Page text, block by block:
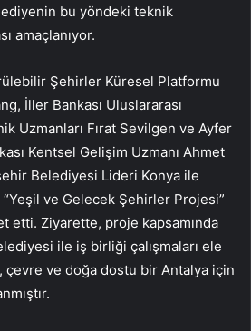
bu yöndeki teknik
amaçlanıyor.
Şehirler Küresel Platformu
İller Bankası Uluslararası
Uzmanları Fırat Sevilgen ve Ayfer
Kentsel Gelişim Uzmanı Ahmet
Belediyesi Lideri Konya ile
ve Gelecek Şehirler Projesi”
etti. Ziyarette, proje kapsamında
ile iş birliği çalışmaları ele
çevre ve doğa dostu bir Antalya için